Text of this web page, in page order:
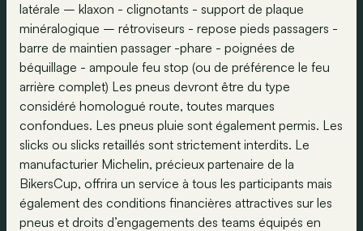
latérale – klaxon - clignotants - support de plaque
minéralogique – rétroviseurs - repose pieds passagers -
barre de maintien passager -phare - poignées de
béquillage - ampoule feu stop (ou de préférence le feu
arrière complet) Les pneus devront être du type
considéré homologué route, toutes marques
confondues. Les pneus pluie sont également permis. Les
slicks ou slicks retaillés sont strictement interdits. Le
manufacturier Michelin, précieux partenaire de la
BikersCup, offrira un service à tous les participants mais
également des conditions financières attractives sur les
pneus et droits d’engagements des teams équipés en